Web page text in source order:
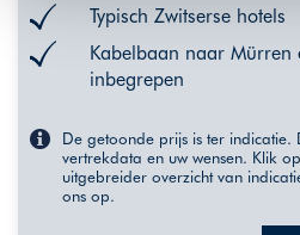
Typisch Zwitserse hotels
Kabelbaan naar Mürren
inbegrepen
De getoonde prijs is ter indicatie.
vertrekdata en uw wensen. Klik
uitgebreider overzicht van
ons op.